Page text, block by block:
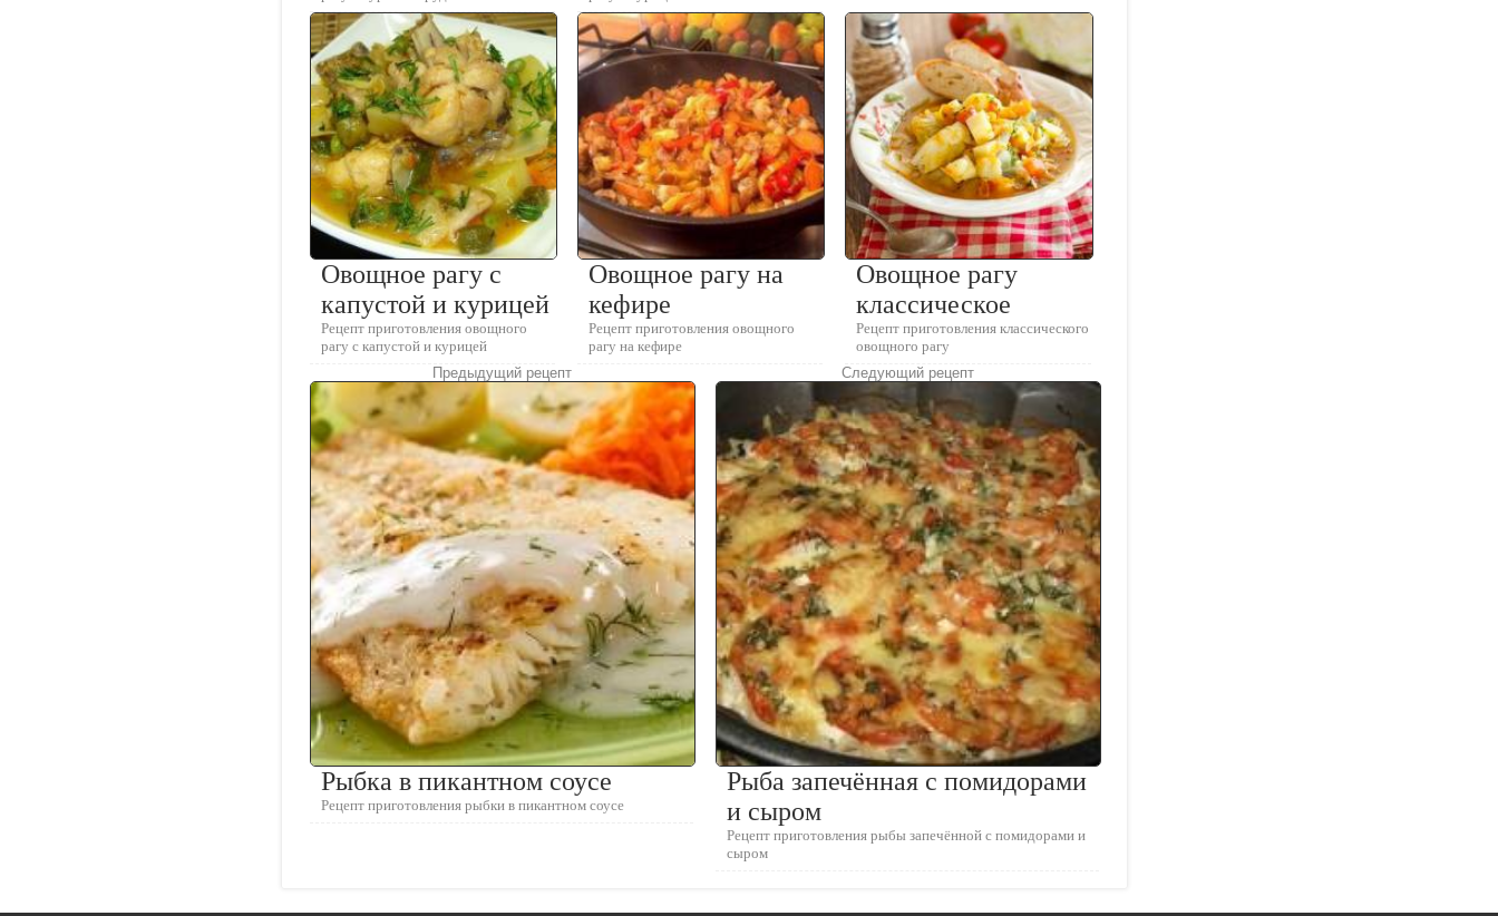
Овощное рагу с
капустой и курицей
Рецепт приготовления овощного
рагу с капустой и курицей
Овощное рагу на
кефире
Рецепт приготовления овощного
рагу на кефире
Овощное рагу
классическое
Рецепт приготовления классического
овощного рагу
Предыдущий рецепт
Рыбка в пикантном соусе
Рецепт приготовления рыбки в пикантном соусе
Следующий рецепт
Рыба запечённая с помидорами
и сыром
Рецепт приготовления рыбы запечённой с помидорами и
сыром